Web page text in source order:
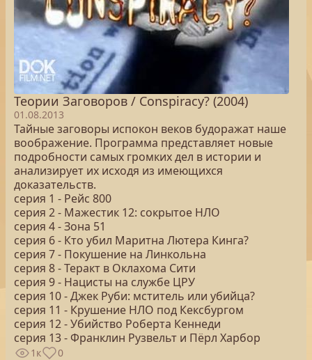
Теории Заговоров / Conspiracy? (2004)
01.08.2013
Тайные заговоры испокон веков будоражат наше
воображение. Программа представляет новые
подробности самых громких дел в истории и
анализирует их исходя из имеющихся
доказательств.
серия 1 - Рейс 800
серия 2 - Мажестик 12: сокрытое НЛО
серия 4 - Зона 51
серия 6 - Кто убил Маритна Лютера Кинга?
серия 7 - Покушение на Линкольна
серия 8 - Теракт в Оклахома Сити
серия 9 - Нацисты на службе ЦРУ
серия 10 - Джек Руби: мститель или убийца?
серия 11 - Крушение НЛО под Кексбургом
серия 12 - Убийство Роберта Кеннеди
серия 13 - Франклин Рузвельт и Пёрл Харбор
1к 0